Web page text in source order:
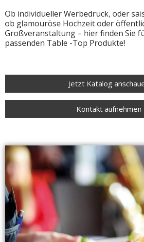
Ob individueller Werbedruck, oder
ob glamouröse Hochzeit oder
Großveranstaltung – hier finden Sie
passenden Table -Top Produkte!
Jetzt Katalog
Kontakt aufnehmen